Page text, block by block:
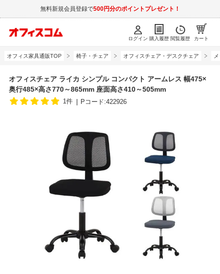
無料新規会員登録で500円分のポイントプレゼント！
ログイン 購入履歴 閲覧履歴 カート
オフィス家具通販TOP 椅子・チェア オフィスチェア・デスクチェア
オフィスチェア ライカ シンプル コンパクト アームレス 幅475×
奥行485×高さ770～865mm 座面高さ410～505mm
1件 Pコード:422926